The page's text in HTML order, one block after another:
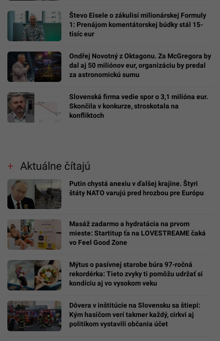
Števo Eisele o zákulisí milionárskej Formuly
1: Prenájom komentátorskej búdky stál 15-
tisíc eur
Ondřej Novotný z Oktagonu. Za McGregora by
dal aj 50 miliónov eur, organizáciu by predal
za astronomickú sumu
Slovenská firma vedie spor o 3,1 milióna eur.
Skončila v konkurze, stroskotala na
konfliktoch
Aktuálne čítajú
Putin chystá anexiu v ďalšej krajine. Štyri
štáty NATO varujú pred hrozbou pre Európu
Masáž zadarmo a hydratácia na prvom
mieste: Startitup ťa na LOVESTREAME čaká
vo Feel Good Zone
Mýtus o pasívnej starobe búra 97-ročná
rekordérka: Tieto zvyky ti pomôžu udržať si
kondíciu aj vo vysokom veku
Dôvera v inštitúcie na Slovensku sa štiepi:
Kým hasičom verí takmer každý, cirkvi aj
politikom vystavili občania účet